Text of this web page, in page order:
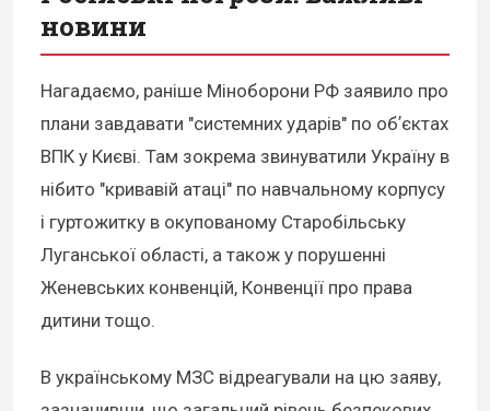
новини
Нагадаємо, раніше Міноборони РФ заявило про
плани завдавати "системних ударів" по обʼєктах
ВПК у Києві. Там зокрема звинуватили Україну в
нібито "кривавій атаці" по навчальному корпусу
і гуртожитку в окупованому Старобільську
Луганської області, а також у порушенні
Женевських конвенцій, Конвенції про права
дитини тощо.
В українському МЗС відреагували на цю заяву,